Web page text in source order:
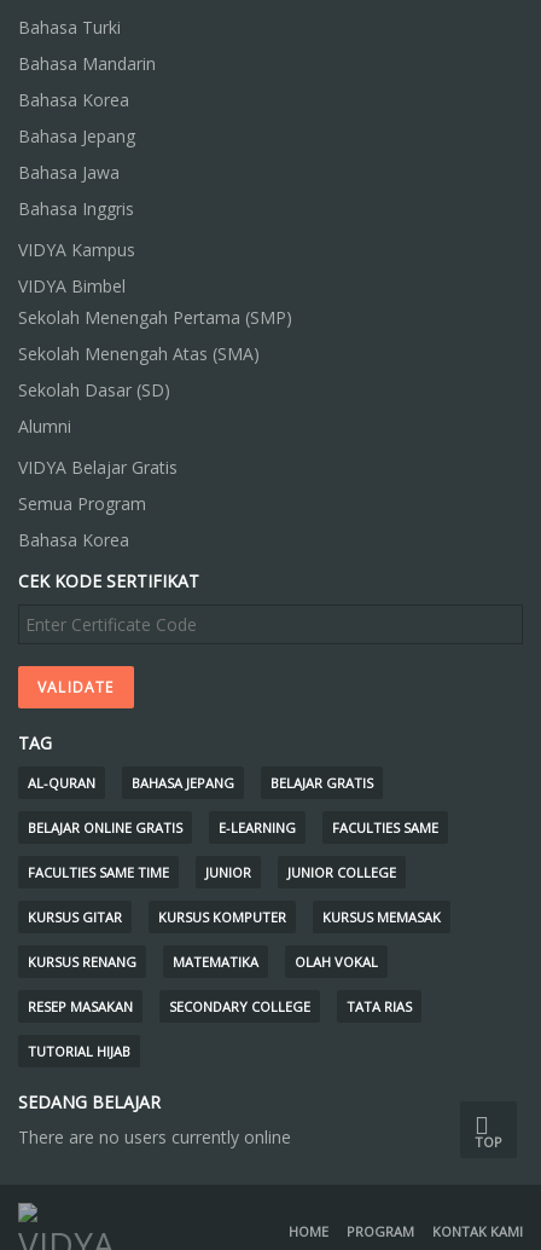
Bahasa Turki
Bahasa Mandarin
Bahasa Korea
Bahasa Jepang
Bahasa Jawa
Bahasa Inggris
VIDYA Kampus
VIDYA Bimbel
Sekolah Menengah Pertama (SMP)
Sekolah Menengah Atas (SMA)
Sekolah Dasar (SD)
Alumni
VIDYA Belajar Gratis
Semua Program
Bahasa Korea
CEK KODE SERTIFIKAT
TAG
AL-QURAN BAHASA JEPANG BELAJAR GRATIS
BELAJAR ONLINE GRATIS E-LEARNING FACULTIES SAME
FACULTIES SAME TIME JUNIOR JUNIOR COLLEGE
KURSUS GITAR KURSUS KOMPUTER KURSUS MEMASAK
KURSUS RENANG MATEMATIKA OLAH VOKAL
RESEP MASAKAN SECONDARY COLLEGE TATA RIAS
TUTORIAL HIJAB
SEDANG BELAJAR
There are no users currently online
TOP
HOME PROGRAM KONTAK KAMI